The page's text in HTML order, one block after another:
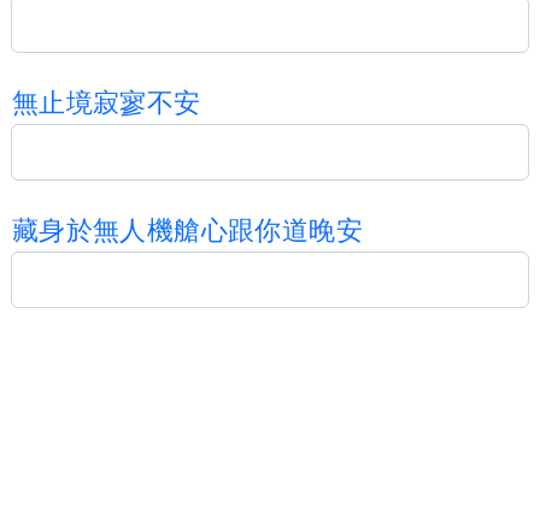
無止境寂寥不安
藏身於無人機艙心跟你道晚安